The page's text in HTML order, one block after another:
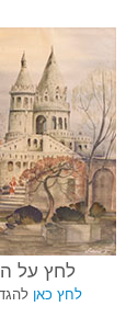
לחץ על
לחץ כאן